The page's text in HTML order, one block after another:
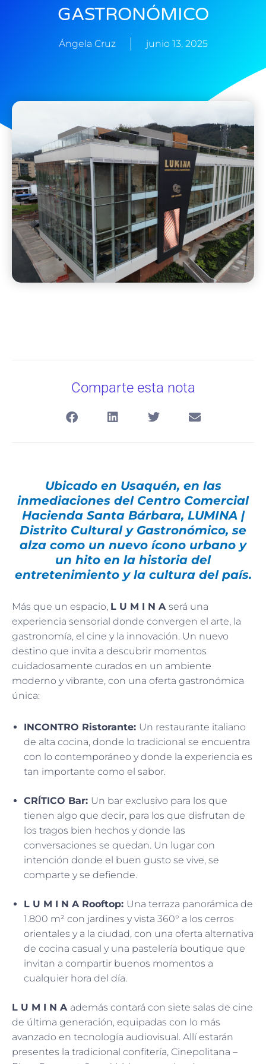
GASTRONÓMICO
Ángela Cruz junio 13, 2025
Comparte esta nota
Ubicado en Usaquén, en las
inmediaciones del Centro Comercial
Hacienda Santa Bárbara, LUMINA |
Distrito Cultural y Gastronómico, se
alza como un nuevo ícono urbano y
un hito en la historia del
entretenimiento y la cultura del país.
Más que un espacio, L U M I N A será una
experiencia sensorial donde convergen el arte, la
gastronomía, el cine y la innovación. Un nuevo
destino que invita a descubrir momentos
cuidadosamente curados en un ambiente
moderno y vibrante, con una oferta gastronómica
única:
INCONTRO Ristorante: Un restaurante italiano
de alta cocina, donde lo tradicional se encuentra
con lo contemporáneo y donde la experiencia es
tan importante como el sabor.
CRÍTICO Bar: Un bar exclusivo para los que
tienen algo que decir, para los que disfrutan de
los tragos bien hechos y donde las
conversaciones se quedan. Un lugar con
intención donde el buen gusto se vive, se
comparte y se defiende.
L U M I N A Rooftop: Una terraza panorámica de
1.800 m² con jardines y vista 360° a los cerros
orientales y a la ciudad, con una oferta alternativa
de cocina casual y una pastelería boutique que
invitan a compartir buenos momentos a
cualquier hora del día.
L U M I N A además contará con siete salas de cine
de última generación, equipadas con lo más
avanzado en tecnología audiovisual. Allí estarán
presentes la tradicional confitería, Cinepolitana –